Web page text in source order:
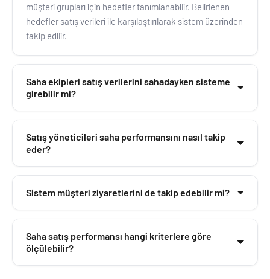
müşteri grupları için hedefler tanımlanabilir. Belirlenen
hedefler satış verileri ile karşılaştırılarak sistem üzerinden
takip edilir.
Saha ekipleri satış verilerini sahadayken sisteme
girebilir mi?
temsilcileri sahadayken sipariş oluşturabilir, müşteri
aktarabilir.
Satış yöneticileri saha performansını nasıl takip
eder?
ekranları sayesinde satış yöneticileri temsilci bazlı satış
performansını, hedef gerçekleşme oranlarını ve bölgesel
Sistem müşteri ziyaretlerini de takip edebilir mi?
görüşmeler ve aktiviteler sistem üzerinde kayıt altına
alınabilir ve yöneticiler tarafından izlenebilir.
Saha satış performansı hangi kriterlere göre
ölçülebilir?